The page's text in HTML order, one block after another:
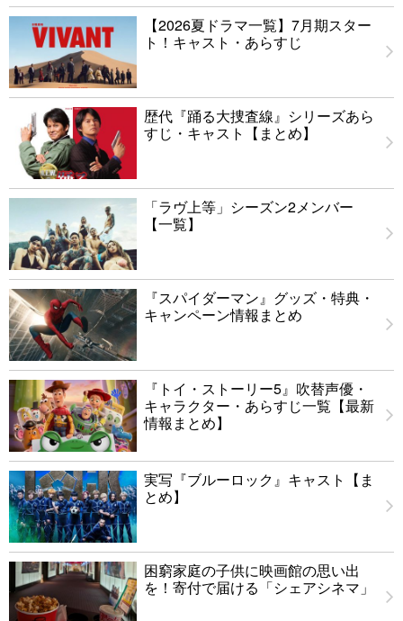
【2026夏ドラマ一覧】7月期スター
ト！キャスト・あらすじ
歴代『踊る大捜査線』シリーズあら
すじ・キャスト【まとめ】
「ラヴ上等」シーズン2メンバー
【一覧】
『スパイダーマン』グッズ・特典・
キャンペーン情報まとめ
『トイ・ストーリー5』吹替声優・
キャラクター・あらすじ一覧【最新
情報まとめ】
実写『ブルーロック』キャスト【ま
とめ】
困窮家庭の子供に映画館の思い出
を！寄付で届ける「シェアシネマ」